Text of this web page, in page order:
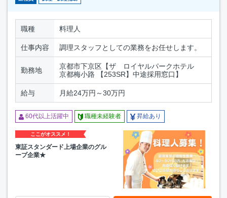
職種 料理人
仕事内容 調理スタッフとしての業務をお任せします。
勤務地
京都市下京区【ザ ロイヤルパークホテル
京都梅小路 【253SR】中途採用窓口】
給与 月給24万円～30万円
60代以上活躍中 職種未経験者 昇給あり
ここがオススメ！
東証スタンダード上場企業のグル
ープ企業★